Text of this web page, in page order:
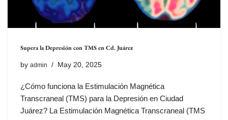
Supera la Depresión con TMS en Cd. Juárez
by admin May 20, 2025
¿Cómo funciona la Estimulación Magnética
Transcraneal (TMS) para la Depresión en Ciudad
Juárez? La Estimulación Magnética Transcraneal (TMS